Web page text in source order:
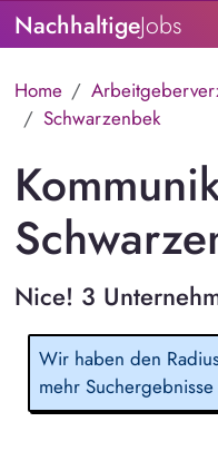
NachhaltigeJobs
Home
Schwarzenbek
Nice! 3
Wir haben den
mehr